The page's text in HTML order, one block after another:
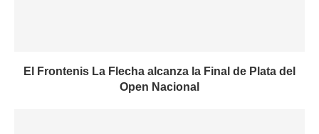
El Frontenis La Flecha alcanza la Final de Plata del
Open Nacional